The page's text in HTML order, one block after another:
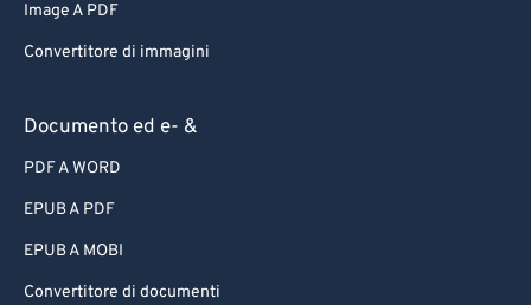
Image A PDF
Convertitore di immagini
Documento ed e- &
PDF A WORD
EPUB A PDF
EPUB A MOBI
Convertitore di documenti